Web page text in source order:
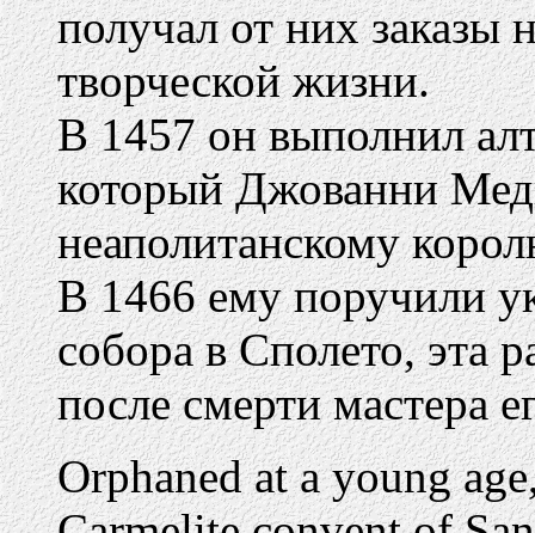
получал от них заказы
творческой жизни.
В 1457 он выполнил
который Джованни
неаполитанскому
В 1466 ему поручили
собора в Сполето, эта
после смерти мастера
Orphaned at a young